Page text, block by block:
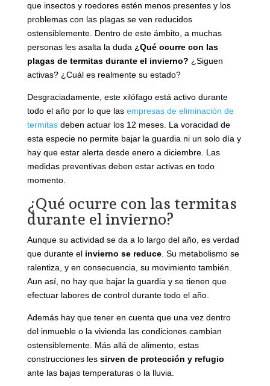
que insectos y roedores estén menos presentes y los
problemas con las plagas se ven reducidos
ostensiblemente. Dentro de este ámbito, a muchas
personas les asalta la duda ¿Qué ocurre con las
plagas de termitas durante el invierno? ¿Siguen
activas? ¿Cuál es realmente su estado?
Desgraciadamente, este xilófago está activo durante
todo el año por lo que las empresas de eliminación de
termitasdeben actuar los 12 meses. La voracidad de
esta especie no permite bajar la guardia ni un solo día y
hay que estar alerta desde enero a diciembre. Las
medidas preventivas deben estar activas en todo
momento.
¿Qué ocurre con las termitas
durante el invierno?
Aunque su actividad se da a lo largo del año, es verdad
que durante el invierno se reduce. Su metabolismo se
ralentiza, y en consecuencia, su movimiento también.
Aun así, no hay que bajar la guardia y se tienen que
efectuar labores de control durante todo el año.
Además hay que tener en cuenta que una vez dentro
del inmueble o la vivienda las condiciones cambian
ostensiblemente. Más allá de alimento, estas
construcciones les sirven de protección y refugio
ante las bajas temperaturas o la lluvia.